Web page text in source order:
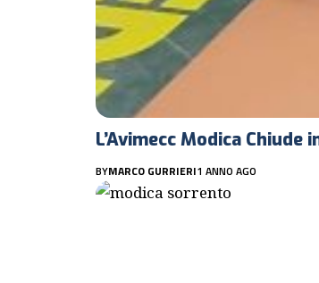
L’Avimecc Modica
BYMARCO GURRIERI1 ANNO AGO